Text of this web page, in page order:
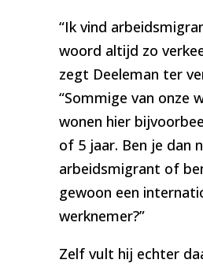
“Ik vind
woord altijd zo
zegt Deeleman ter
“Sommige van onze
wonen hier
of 5 jaar. Ben je dan
arbeidsmigrant of
gewoon een
werknemer?”
Zelf vult hij echter